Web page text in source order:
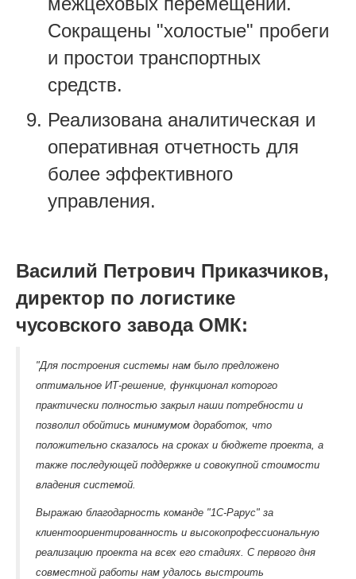
Сокращены "холостые" пробеги
и простои транспортных
средств.
Реализована аналитическая и
оперативная отчетность для
более эффективного
управления.
Василий Петрович Приказчиков,
директор по логистике
чусовского завода ОМК:
"Для построения системы нам было предложено
оптимальное ИТ-решение, функционал которого
практически полностью закрыл наши потребности и
позволил обойтись минимумом доработок, что
положительно сказалось на сроках и бюджете проекта, а
также последующей поддержке и совокупной стоимости
владения системой.
Выражаю благодарность команде "1С-Рарус" за
клиентоориентированность и высокопрофессиональную
реализацию проекта на всех его стадиях. С первого дня
совместной работы нам удалось выстроить